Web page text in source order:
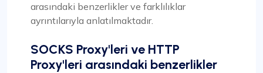
arasındaki benzerlikler ve farklılıklar
ayrıntılarıyla anlatılmaktadır.
SOCKS Proxy'leri ve HTTP
Proxy'leri arasındaki benzerlikler